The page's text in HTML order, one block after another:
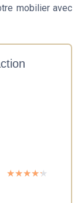
mobilier avec
★★★★★
★★★★★